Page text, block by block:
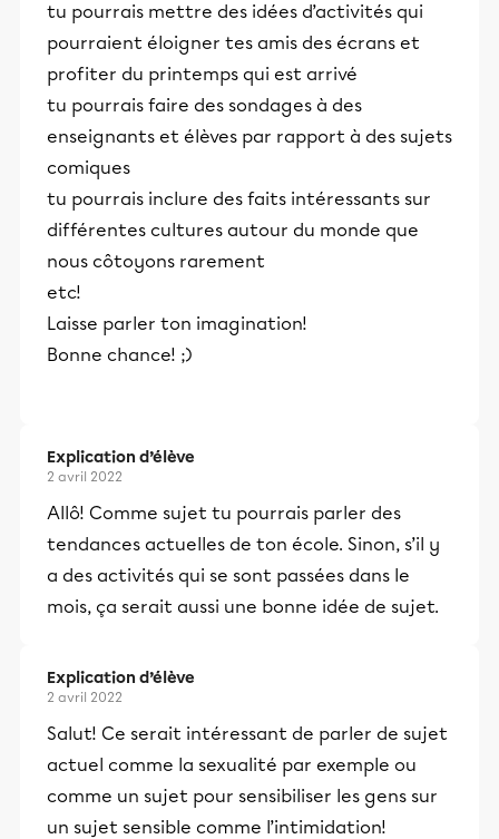
tu pourrais mettre des idées d’activités qui
pourraient éloigner tes amis des écrans et
profiter du printemps qui est arrivé
tu pourrais faire des sondages à des
enseignants et élèves par rapport à des sujets
comiques
tu pourrais inclure des faits intéressants sur
différentes cultures autour du monde que
nous côtoyons rarement
etc!
Laisse parler ton imagination!
Bonne chance! ;)
Explication d’élève
2 avril 2022
Allô! Comme sujet tu pourrais parler des
tendances actuelles de ton école. Sinon, s’il y
a des activités qui se sont passées dans le
mois, ça serait aussi une bonne idée de sujet.
Explication d’élève
2 avril 2022
Salut! Ce serait intéressant de parler de sujet
actuel comme la sexualité par exemple ou
comme un sujet pour sensibiliser les gens sur
un sujet sensible comme l’intimidation!